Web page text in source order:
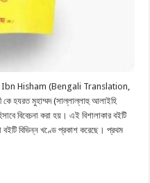
Ibn Hisham (Bengali Translation,
মুহাম্মদ (সাল্লাল্লাহু আলাইহি
বিবেচনা করা হয়। এই বিশালাকার বইটি
বিভিন্ন খণ্ডে প্রকাশ করেছে। প্রথম